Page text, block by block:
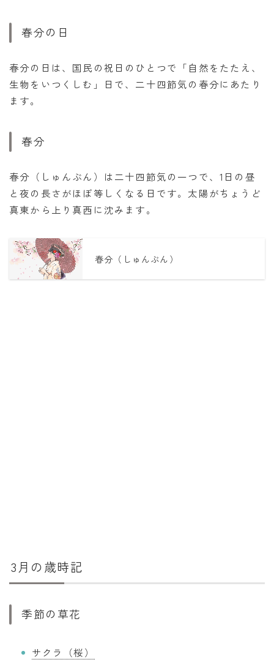
春分の日
春分の日は、国民の祝日のひとつで「自然をたたえ、
生物をいつくしむ」日で、二十四節気の春分にあたり
ます。
春分
春分（しゅんぶん）は二十四節気の一つで、1日の昼
と夜の長さがほぼ等しくなる日です。太陽がちょうど
真東から上り真西に沈みます。
春分（しゅんぶん）
3月の歳時記
季節の草花
サクラ（桜）